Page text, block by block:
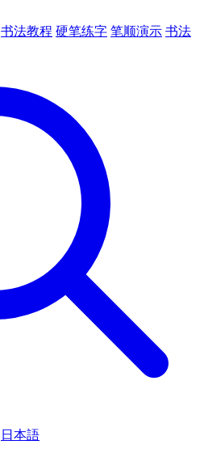
书法教程 硬笔练字 笔顺演示 书法
日本語